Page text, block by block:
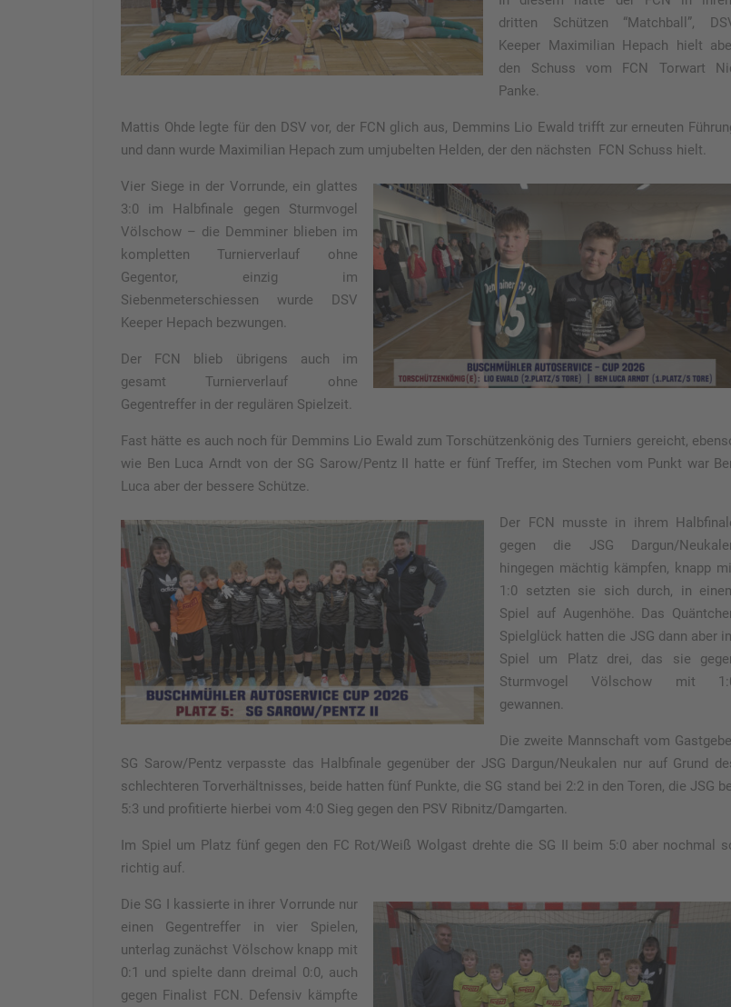
dritten Schützen “Matchball”,
Keeper Maximilian Hepach hielt
den Schuss vom FCN Torwart
Panke.
Mattis Ohde legte für den DSV vor, der FCN glich aus, Demmins Lio Ewald trifft zur erneuten
und dann wurde Maximilian Hepach zum umjubelten Helden, der den nächsten FCN Schuss hielt.
Vier Siege in der Vorrunde, ein glattes
3:0 im Halbfinale gegen Sturmvogel
Völschow – die Demminer blieben im
kompletten Turnierverlauf ohne
Gegentor, einzig im
Siebenmeterschiessen wurde DSV
Keeper Hepach bezwungen.
Der FCN blieb übrigens auch im
gesamt Turnierverlauf ohne
Gegentreffer in der regulären Spielzeit.
Fast hätte es auch noch für Demmins Lio Ewald zum Torschützenkönig des Turniers gereicht,
wie Ben Luca Arndt von der SG Sarow/Pentz II hatte er fünf Treffer, im Stechen vom Punkt war
Luca aber der bessere Schütze.
Der FCN musste in ihrem
gegen die JSG Dargun/
hingegen mächtig kämpfen, knapp
1:0 setzten sie sich durch, in
Spiel auf Augenhöhe. Das
Spielglück hatten die JSG dann aber
Spiel um Platz drei, das sie
Sturmvogel Völschow mit
gewannen.
Die zweite Mannschaft vom
SG Sarow/Pentz verpasste das Halbfinale gegenüber der JSG Dargun/Neukalen nur auf Grund
schlechteren Torverhältnisses, beide hatten fünf Punkte, die SG stand bei 2:2 in den Toren, die JSG
5:3 und profitierte hierbei vom 4:0 Sieg gegen den PSV Ribnitz/Damgarten.
Im Spiel um Platz fünf gegen den FC Rot/Weiß Wolgast drehte die SG II beim 5:0 aber nochmal
richtig auf.
Die SG I kassierte in ihrer Vorrunde nur
einen Gegentreffer in vier Spielen,
unterlag zunächst Völschow knapp mit
0:1 und spielte dann dreimal 0:0, auch
gegen Finalist FCN. Defensiv kämpfte